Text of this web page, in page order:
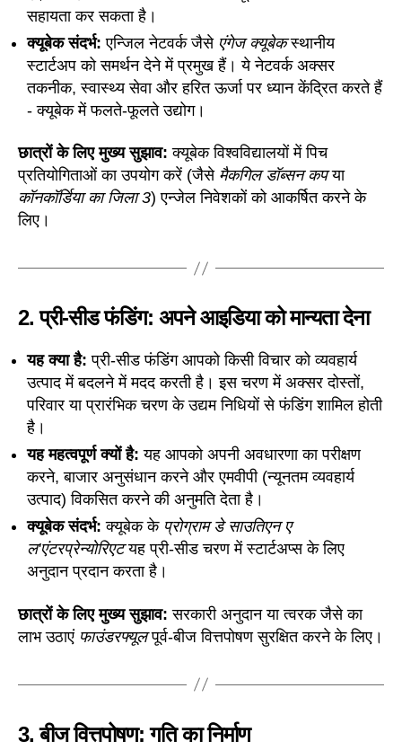
सहायता कर सकता है।
क्यूबेक संदर्भ: एन्जिल नेटवर्क जैसे एंगेज क्यूबेकस्थानीय
स्टार्टअप को समर्थन देने में प्रमुख हैं। ये नेटवर्क अक्सर
तकनीक, स्वास्थ्य सेवा और हरित ऊर्जा पर ध्यान केंद्रित करते हैं
- क्यूबेक में फलते-फूलते उद्योग।
छात्रों के लिए मुख्य सुझाव: क्यूबेक विश्वविद्यालयों में पिच
प्रतियोगिताओं का उपयोग करें (जैसे मैकगिल डॉब्सन कपया
कॉनकॉर्डिया का जिला 3) एन्जेल निवेशकों को आकर्षित करने के
लिए।
2.प्री-सीड फंडिंग: अपने आइडिया को मान्यता देना
यह क्या है: प्री-सीड फंडिंग आपको किसी विचार को व्यवहार्य
उत्पाद में बदलने में मदद करती है। इस चरण में अक्सर दोस्तों,
परिवार या प्रारंभिक चरण के उद्यम निधियों से फंडिंग शामिल होती
है।
यह महत्वपूर्ण क्यों है: यह आपको अपनी अवधारणा का परीक्षण
करने, बाजार अनुसंधान करने और एमवीपी (न्यूनतम व्यवहार्य
उत्पाद) विकसित करने की अनुमति देता है।
क्यूबेक संदर्भ: क्यूबेक के प्रोग्राम डे साउतिएन ए
ल'एंटरप्रेन्योरिएटयह प्री-सीड चरण में स्टार्टअप्स के लिए
अनुदान प्रदान करता है।
छात्रों के लिए मुख्य सुझाव: सरकारी अनुदान या त्वरक जैसे का
लाभ उठाएं फाउंडरफ्यूलपूर्व-बीज वित्तपोषण सुरक्षित करने के लिए।
3.बीज वित्तपोषण: गति का निर्माण